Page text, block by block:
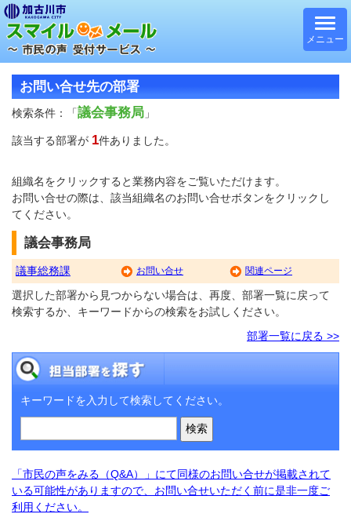
メニュー
お問い合せ先の部署
検索条件：「議会事務局 」
該当する部署が 1件ありました。
組織名をクリックすると業務内容をご覧いただけます。
お問い合せの際は、該当組織名のお問い合せボタンをクリックし
てください。
議会事務局
議事総務課 お問い合せ 関連ページ
選択した部署から見つからない場合は、再度、部署一覧に戻って
検索するか、キーワードからの検索をお試しください。
部署一覧に戻る >>
キーワードを入力して検索してください。
「市民の声をみる（Q&A）」にて同様のお問い合せが掲載されて
いる可能性がありますので、お問い合せいただく前に是非一度ご
利用ください。